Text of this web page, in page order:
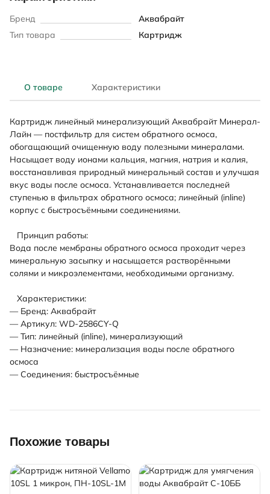
Бренд
Аквабрайт
Тип товара
Картридж
О товаре Характеристики
Картридж линейный минерализующий Аквабрайт Минерал-
Лайн — постфильтр для систем обратного осмоса,
обогащающий очищенную воду полезными минералами.
Насыщает воду ионами кальция, магния, натрия и калия,
восстанавливая природный минеральный состав и улучшая
вкус воды после осмоса. Устанавливается последней
ступенью в фильтрах обратного осмоса; линейный (inline)
корпус с быстросъёмными соединениями.
Принцип работы:
Вода после мембраны обратного осмоса проходит через
минеральную засыпку и насыщается растворёнными
солями и микроэлементами, необходимыми организму.
Характеристики:
— Бренд: Аквабрайт
— Артикул: WD-2586CY-Q
— Тип: линейный (inline), минерализующий
— Назначение: минерализация воды после обратного
осмоса
— Соединения: быстросъёмные
Похожие товары